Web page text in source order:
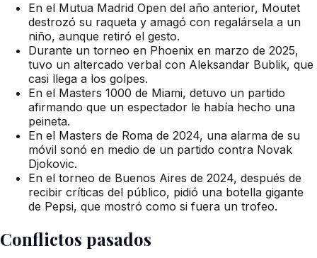
En el Mutua Madrid Open del año anterior, Moutet
destrozó su raqueta y amagó con regalársela a un
niño, aunque retiró el gesto.
Durante un torneo en Phoenix en marzo de 2025,
tuvo un altercado verbal con Aleksandar Bublik, que
casi llega a los golpes.
En el Masters 1000 de Miami, detuvo un partido
afirmando que un espectador le había hecho una
peineta.
En el Masters de Roma de 2024, una alarma de su
móvil sonó en medio de un partido contra Novak
Djokovic.
En el torneo de Buenos Aires de 2024, después de
recibir críticas del público, pidió una botella gigante
de Pepsi, que mostró como si fuera un trofeo.
Conflictos pasados